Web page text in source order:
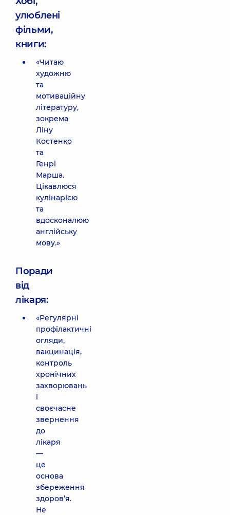
улюблені
фільми,
книги:
«Читаю
художню
та
мотиваційну
літературу,
зокрема
Ліну
Костенко
та
Генрі
Марша.
Цікавлюся
кулінарією
та
вдосконалюю
англійську
мову.»
Поради
від
лікаря:
«Регулярні
профілактичні
огляди,
вакцинація,
контроль
хронічних
захворювань
і
своєчасне
звернення
до
лікаря
—
це
основа
збереження
здоров’я.
Не